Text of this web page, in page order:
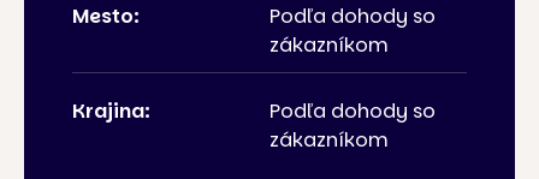
Mesto:
Podľa dohody so
zákazníkom
Krajina:
Podľa dohody so
zákazníkom